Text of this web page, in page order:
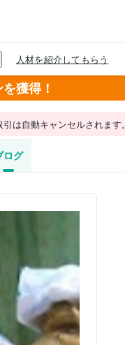
獲得！
は自動キャンセルされます。
ログ